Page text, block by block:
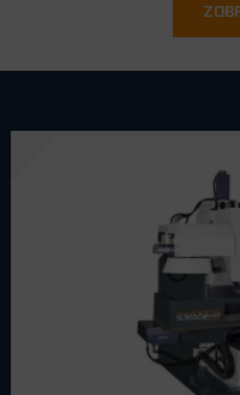
nosnost pracovního
pracovního prostoru,
snadno obrábět i
MITSUBISHI
V základní výbavě je
11“ barevnou LCD
architekturou, která
a grafických masek.
grafickou nápovědou,
možnost paralelního